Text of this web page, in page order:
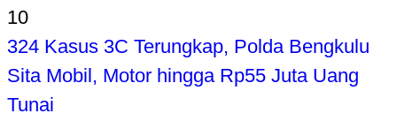
10
324 Kasus 3C Terungkap, Polda Bengkulu
Sita Mobil, Motor hingga Rp55 Juta Uang
Tunai